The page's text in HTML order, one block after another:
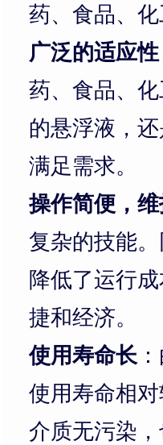
药、食品、
广泛的适应性
药、食品、
的悬浮液，
满足需求。
操作简便，
复杂的技能
降低了运行
捷和经济。
使用寿命长
使用寿命相
介质无污染